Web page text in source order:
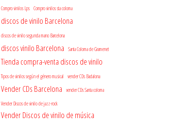
Compro vinilos Lps Compro vinilos sta coloma
discos de vinilo Barcelona
discos de vinilo segunda mano Barcelona
discos vinilo Barcelona Santa Coloma de Gramenet
Tienda compra-venta discos de vinilo
Tipos de vinilos según el género musical vender CDs Badalona
Vender CDs Barcelona
vender CDs Santa coloma
Vender Discos de vinilo de jazz-rock
Vender Discos de vinilo de música